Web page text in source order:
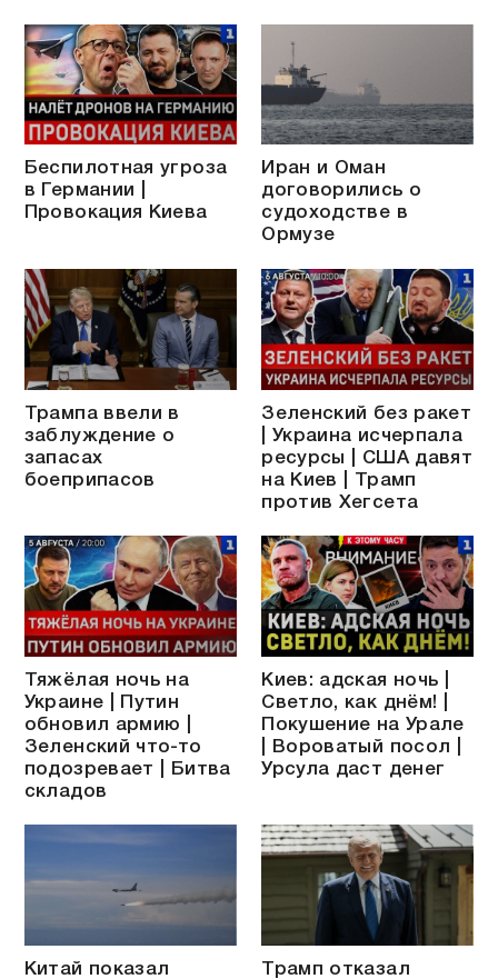
Беспилотная угроза
в Германии |
Провокация Киева
Иран и Оман
договорились о
судоходстве в
Ормузе
Трампа ввели в
заблуждение о
запасах
боеприпасов
Зеленский без ракет
| Украина исчерпала
ресурсы | США давят
на Киев | Трамп
против Хегсета
Тяжёлая ночь на
Украине | Путин
обновил армию |
Зеленский что-то
подозревает | Битва
складов
Киев: адская ночь |
Светло, как днём! |
Покушение на Урале
| Вороватый посол |
Урсула даст денег
Китай показал
Трамп отказал